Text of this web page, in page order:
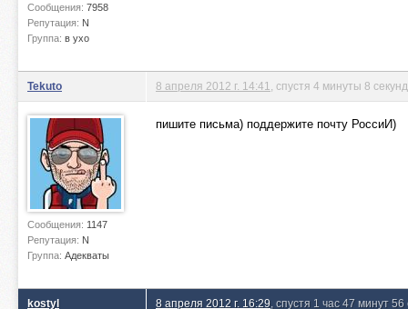
Сообщения: 7958
Репутация: N
Группа: в ухо
Tekuto
Сообщения: 1147
Репутация: N
Группа: Адекваты
8 апреля 2012 г. 14:41 , спустя 4 минуты 8 секунд
пишите письма) поддержите почту РоссиИ)
kostyl 8 апреля 2012 г. 16:29 , спустя 1 час 47 минут 56